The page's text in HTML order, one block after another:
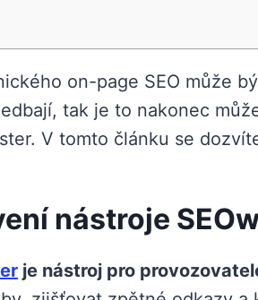
on-page SEO může
tak je to nakonec
V tomto článku se
nástroje
je nástroj pro